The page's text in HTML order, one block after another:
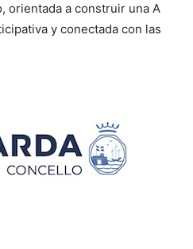
orientada a construir una A
y conectada con las